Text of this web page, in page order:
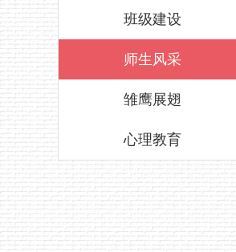
班级建设
师生风采
雏鹰展翅
心理教育